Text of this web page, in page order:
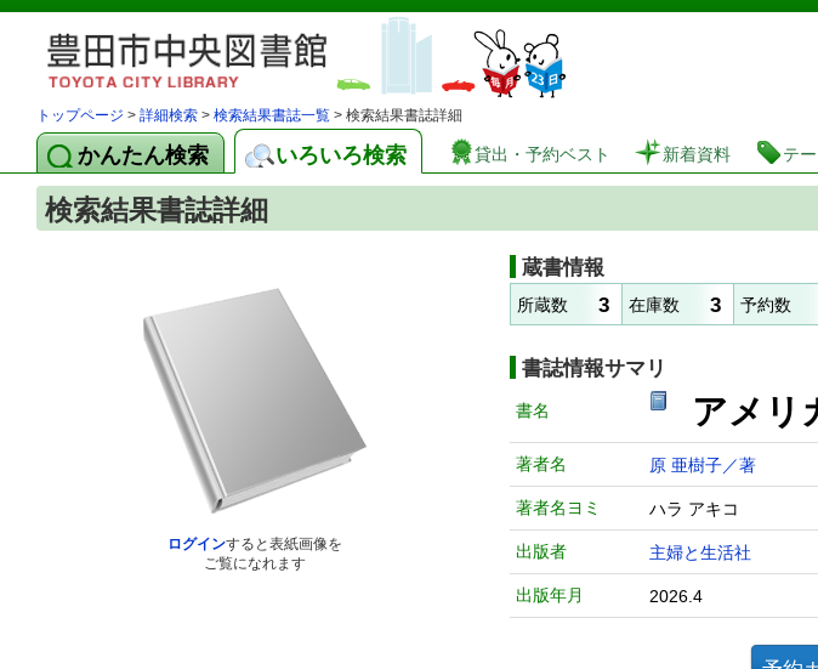
図書館 蔵書検索・予約システ
トップページ > 詳細検索 > 検索結果書誌一覧 > 検索結果書誌詳細
かんたん検索 いろいろ検索 貸出・予約ベスト 新着資料 テ
検索結果書誌詳細
ログインすると表紙画像を
ご覧になれます
蔵書情報
所蔵数 3 在庫数 3 予約数
書誌情報サマリ
書名 アメ
著者名 原 亜樹子／著
著者名ヨミ ハラ アキコ
出版者 主婦と生活社
出版年月 2026.4